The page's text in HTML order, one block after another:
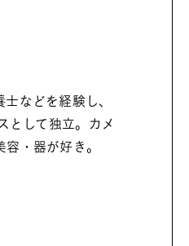
などを経験し、
として独立。カメ
・器が好き。